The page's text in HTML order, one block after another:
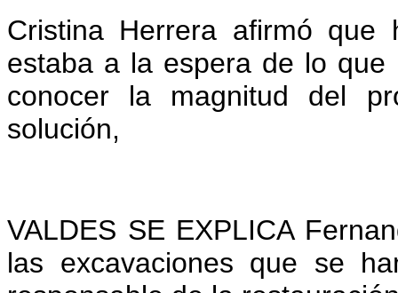
Cristina Herrera afirmó
estaba a la espera de lo
conocer la magnitud del
solución,
VALDES SE EXPLICA
las excavaciones que se